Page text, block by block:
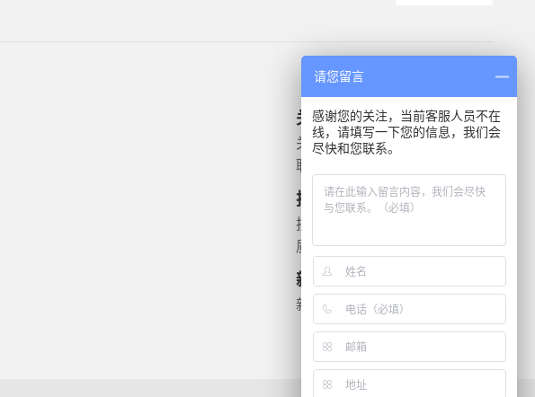
关于我们
关于我们
联系我们
技术支持
技术文档
质检报告
新闻资讯
新闻动态
产品信息
微生物质控菌株
遗传毒理
药敏检测
请您留言
感谢您的关注，当前客服人员不在
线，请填写一下您的信息，我们会
尽快和您联系。